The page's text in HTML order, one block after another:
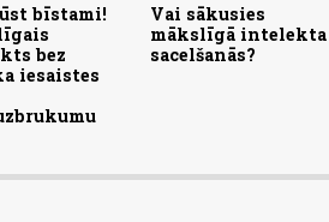
bīstami!
bez
iesaistes
Vai sākusies
mākslīgā intelekta
sacelšanās?